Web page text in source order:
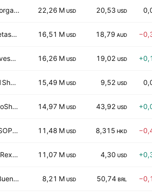
Morgan Stanley Ethereum Trust ETF 22,26 M USD 20,53 USD
Betashares Ethereum ETF 16,51 M USD 18,79 AUD
Invesco Galaxy Ethereum ETF 16,26 M USD 19,02 USD
21Shares Ethereum ETF 15,49 M USD 9,52 USD
ProShares Short Ether ETF 14,97 M USD 43,92 USD
CSOP Ether Futures ETF 11,48 M USD 8,315 HKD
T-Rex 2X Long Ether Daily Target ETF 11,07 M USD 4,30 USD
Buena Vista Dex Vettafi Neos Ethereum High Income Fundo de Indice de Responsabilidade Limitada 8,21 M USD 50,74 BRL